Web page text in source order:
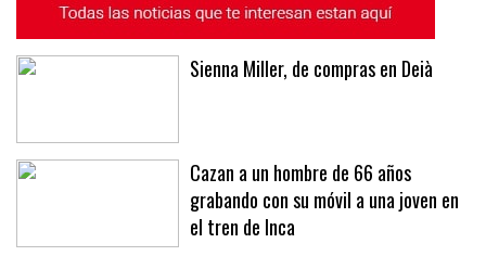
Sienna Miller, de compras en Deià
Cazan a un hombre de 66 años
grabando con su móvil a una joven en
el tren de Inca